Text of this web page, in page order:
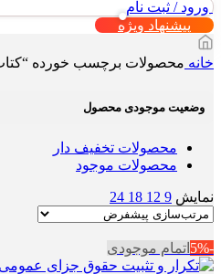
ورود / ثبت نام
پیشنهاد ویژه
خانه محصولات برچسب خورده
وضعیت موجودی محصول
محصولات تخفیف دار
محصولات موجود
نمایش 9
12
18
24
-5% اتمام موجودی